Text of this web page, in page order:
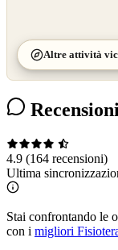
Altre attività
4.9 (164 recensioni)
Ultima
Stai confrontando le
con i migliori